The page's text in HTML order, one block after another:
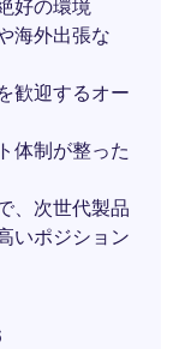
好の環境
海外出張な
歓迎するオー
体制が整った
、次世代製品
いポジション